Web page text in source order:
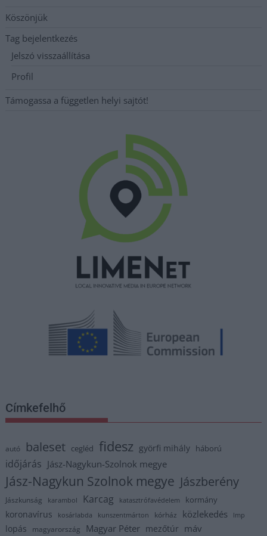
Köszönjük
Tag bejelentkezés
Jelszó visszaállítása
Profil
Támogassa a független helyi sajtót!
Címkefelhő
autó baleset cegléd fidesz györfi mihály háború
időjárás Jász-Nagykun-Szolnok megye
Jász-Nagykun Szolnok megye Jászberény
Jászkunság karambol Karcag katasztrófavédelem kormány
koronavírus kosárlabda kunszentmárton kórház közlekedés lmp
lopás magyarország Magyar Péter mezőtúr máv